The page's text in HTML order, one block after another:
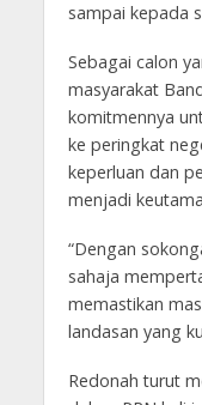
sampai kepada
Sebagai calon
masyarakat
komitmennya
ke peringkat
keperluan dan
menjadi
“Dengan
sahaja
memastikan
landasan yang
Redonah turut